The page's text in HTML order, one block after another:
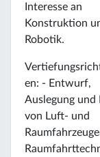
Interesse an
Konstruktion
Robotik.
en: - Entwurf,
Auslegung und
von Luft- und